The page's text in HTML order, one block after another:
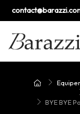
BYE BYE